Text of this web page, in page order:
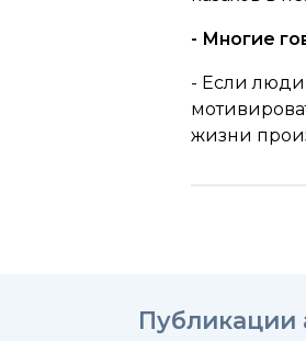
- Многие
- Если люди
жизни
Публикации